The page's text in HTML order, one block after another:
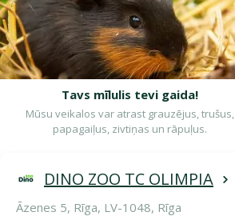
Tavs mīlulis tevi gaida!
Mūsu veikalos var atrast grauzējus, trušus,
papagaiļus, zivtiņas un rāpuļus.
DINO ZOO TC OLIMPIA
Āzenes 5, Rīga, LV-1048, Rīga